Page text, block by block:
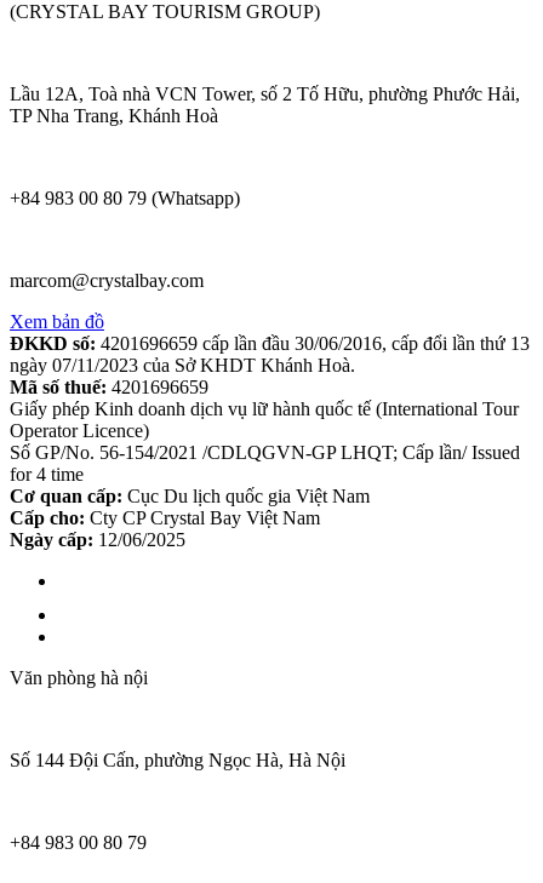
(CRYSTAL BAY TOURISM GROUP)
Lầu 12A, Toà nhà VCN Tower, số 2 Tố Hữu, phường Phước Hải,
TP Nha Trang, Khánh Hoà
+84 983 00 80 79 (Whatsapp)
marcom@crystalbay.com
Xem bản đồ
ĐKKD số: 4201696659 cấp lần đầu 30/06/2016, cấp đổi lần thứ 13
ngày 07/11/2023 của Sở KHDT Khánh Hoà.
Mã số thuế: 4201696659
Giấy phép Kinh doanh dịch vụ lữ hành quốc tế (International Tour
Operator Licence)
Số GP/No. 56-154/2021 /CDLQGVN-GP LHQT; Cấp lần/ Issued
for 4 time
Cơ quan cấp: Cục Du lịch quốc gia Việt Nam
Cấp cho: Cty CP Crystal Bay Việt Nam
Ngày cấp: 12/06/2025
Văn phòng hà nội
Số 144 Đội Cấn, phường Ngọc Hà, Hà Nội
+84 983 00 80 79